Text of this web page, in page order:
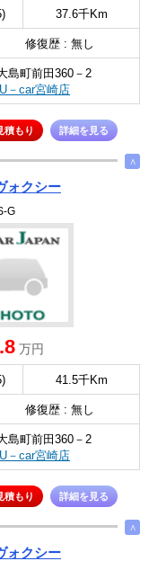
37.6千Km
修復歴 : 無し
島町前田360－2
－car宮崎店
積もり 詳細を見る
∧
ォクシー
G
万円
41.5千Km
修復歴 : 無し
島町前田360－2
－car宮崎店
積もり 詳細を見る
∧
ォクシー